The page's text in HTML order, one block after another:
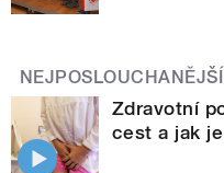
NEJPOSLOUCHANĚJŠÍ
Zdravotní
cest a jak